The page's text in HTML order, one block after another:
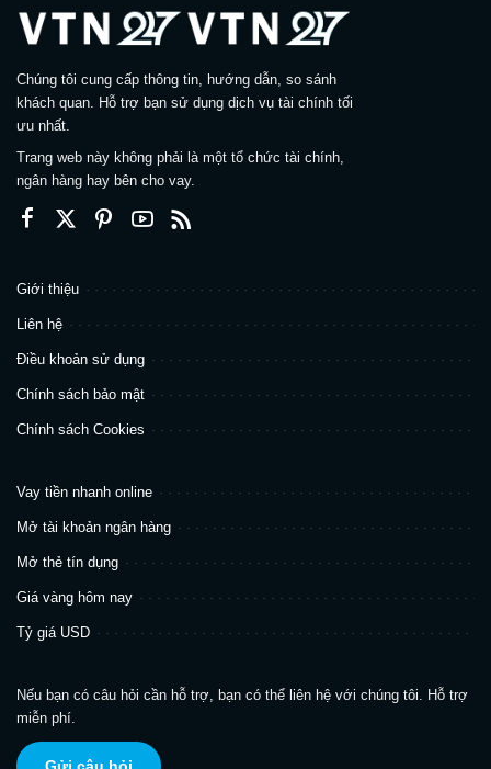
Chúng tôi cung cấp thông tin, hướng dẫn, so sánh
khách quan. Hỗ trợ bạn sử dụng dịch vụ tài chính tối
ưu nhất.
Trang web này không phải là một tổ chức tài chính,
ngân hàng hay bên cho vay.
Giới thiệu
Liên hệ
Điều khoản sử dụng
Chính sách bảo mật
Chính sách Cookies
Vay tiền nhanh online
Mở tài khoản ngân hàng
Mở thẻ tín dụng
Giá vàng hôm nay
Tỷ giá USD
Nếu bạn có câu hỏi cần hỗ trợ, bạn có thể liên hệ với chúng tôi. Hỗ trợ
miễn phí.